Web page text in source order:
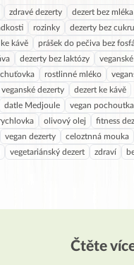
zdravé dezerty
dezert bez mléka
rozinky
dezerty bez cukru
ke kávě
prášek do pečiva bez
dezerty bez laktózy
rostlinné mléko
veganské dezerty
dezert ke kávě
datle Medjoule vegan pochoutka
olivový olej
fitness
vegan dezerty
celoztnná mouka
vegetariánský dezert zdraví
Čtěte